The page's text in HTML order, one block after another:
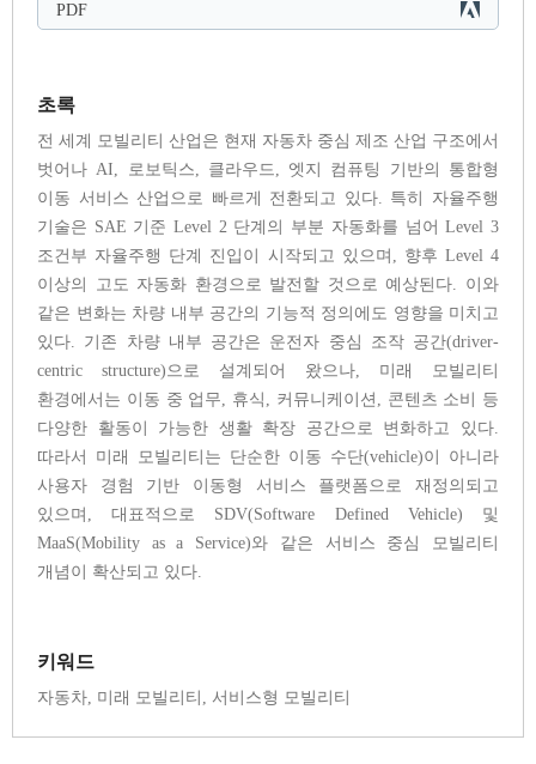
PDF
초록
전 세계 모빌리티 산업은 현재 자동차 중심 제조 산업 구조에서
벗어나 AI, 로보틱스, 클라우드, 엣지 컴퓨팅 기반의 통합형
이동 서비스 산업으로 빠르게 전환되고 있다. 특히 자율주행
기술은 SAE 기준 Level 2 단계의 부분 자동화를 넘어 Level 3
조건부 자율주행 단계 진입이 시작되고 있으며, 향후 Level 4
이상의 고도 자동화 환경으로 발전할 것으로 예상된다. 이와
같은 변화는 차량 내부 공간의 기능적 정의에도 영향을 미치고
있다. 기존 차량 내부 공간은 운전자 중심 조작 공간(driver-
centric structure)으로 설계되어 왔으나, 미래 모빌리티
환경에서는 이동 중 업무, 휴식, 커뮤니케이션, 콘텐츠 소비 등
다양한 활동이 가능한 생활 확장 공간으로 변화하고 있다.
따라서 미래 모빌리티는 단순한 이동 수단(vehicle)이 아니라
사용자 경험 기반 이동형 서비스 플랫폼으로 재정의되고
있으며, 대표적으로 SDV(Software Defined Vehicle) 및
MaaS(Mobility as a Service)와 같은 서비스 중심 모빌리티
개념이 확산되고 있다.
키워드
자동차, 미래 모빌리티, 서비스형 모빌리티